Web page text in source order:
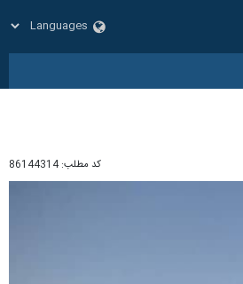
کد مطلب: 86144314